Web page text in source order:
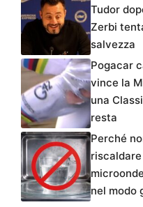
Tudor
Zerbi
salvezza
Pogacar
vince la
una
resta
Perché
nel modo